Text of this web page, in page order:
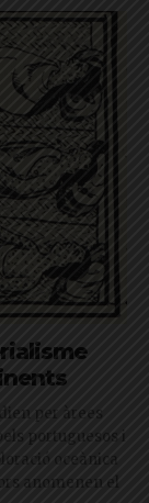
per àrees
portuguesos i
oceànica
anomenen el